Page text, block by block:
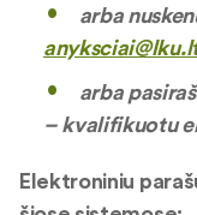
arba
arba
– kvalifikuotu
Elektroniniu